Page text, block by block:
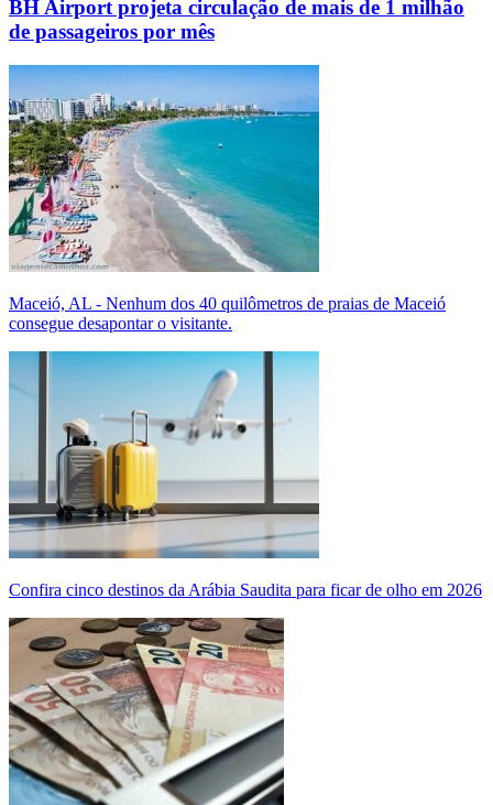
BH Airport projeta circulação de mais de 1 milhão
de passageiros por mês
Maceió, AL - Nenhum dos 40 quilômetros de praias de Maceió
consegue desapontar o visitante.
Confira cinco destinos da Arábia Saudita para ficar de olho em 2026